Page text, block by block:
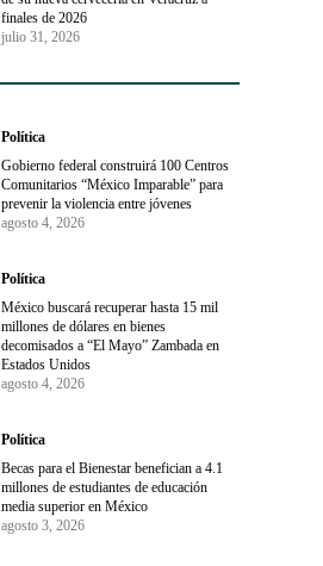
finales de 2026
julio 31, 2026
Política
Gobierno federal construirá 100 Centros
Comunitarios “México Imparable” para
prevenir la violencia entre jóvenes
agosto 4, 2026
Política
México buscará recuperar hasta 15 mil
millones de dólares en bienes
decomisados a “El Mayo” Zambada en
Estados Unidos
agosto 4, 2026
Política
Becas para el Bienestar benefician a 4.1
millones de estudiantes de educación
media superior en México
agosto 3, 2026